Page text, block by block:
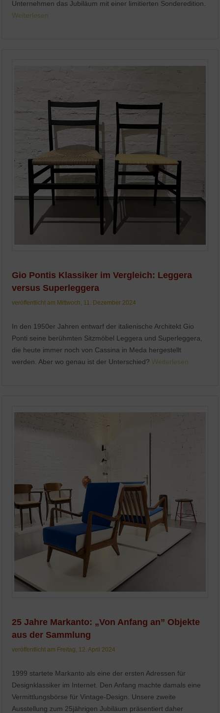
Unternehmen das Jubiläum mit einer limitierten Sonderedition.
Weiterlesen
Gio Pontis Klassiker im Vergleich: Leggera
versus Superleggera
veröffentlicht am Mittwoch, 11. Dezember 2024
In den 1950er Jahren entwarf der italienische Architekt Gio
Ponti seine berühmten Sitzmöbel Leggera und Superleggera,
die heute immer noch von Cassina in Meda hergestellt
werden. Aber wo genau ist der Unterschied?Weiterlesen
25 Jahre Markanto: „Von Anfang an” Objekte
aus der Sammlung
veröffentlicht am Freitag, 12. April 2024
1999 startete Markanto als eine der ersten Adressen für
Designklassiker im Internet. Den Anfang machte damals eine
Vermittlungsbörse für Vintage-Design. Unsere zweite
Ausstellung zum 25jährigen Jubiläum präsentiert daher